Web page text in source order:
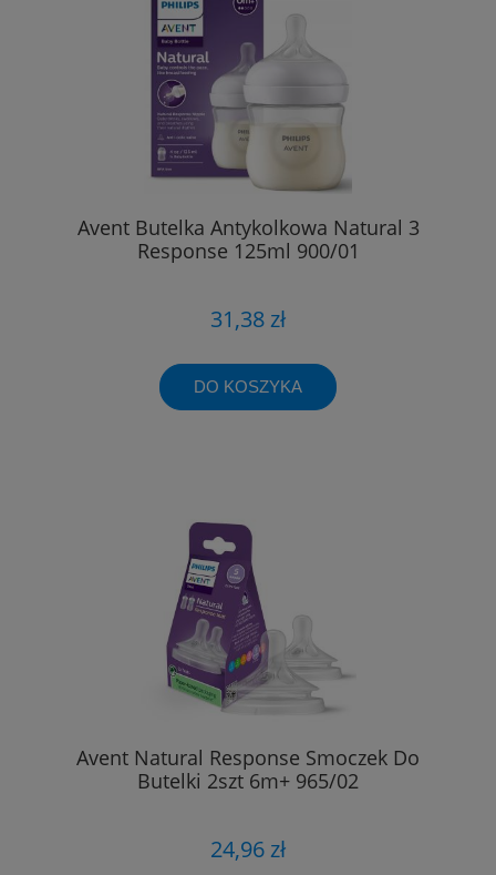
Avent Butelka Antykolkowa Natural 3
Response 125ml 900/01
31,38 zł
DO KOSZYKA
Avent Natural Response Smoczek Do
Butelki 2szt 6m+ 965/02
24,96 zł